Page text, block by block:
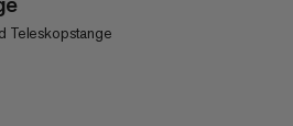
Teleskopstange